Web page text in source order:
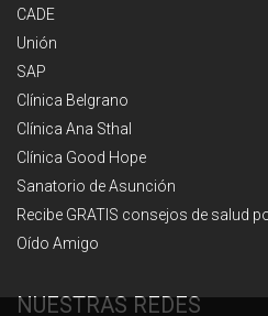
CADE
Unión
SAP
Clínica Belgrano
Clínica Ana Sthal
Clínica Good Hope
Sanatorio de Asunción
Recibe GRATIS consejos de salud
Oído Amigo
NUESTRAS REDES